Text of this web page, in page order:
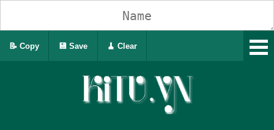
📝 Copy 💾 Save 🧹 Clear